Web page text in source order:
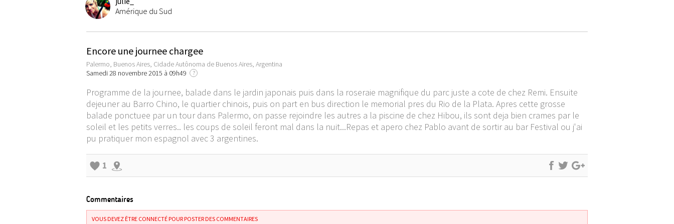
Amérique du Sud
Encore une journee chargee
Palermo, Buenos Aires, Cidade Autônoma de Buenos Aires, Argentina
Samedi 28 novembre 2015 à 09h49
?
Programme de la journee, balade dans le jardin japonais puis dans la roseraie magnifique du parc juste a cote de chez Remi. Ensuite
dejeuner au Barro Chino, le quartier chinois, puis on part en bus direction le memorial pres du Rio de la Plata. Apres cette grosse
balade ponctuee par un tour dans Palermo, on passe rejoindre les autres a la piscine de chez Hibou, ils sont deja bien crames par le
soleil et les petits verres.. les coups de soleil feront mal dans la nuit...Repas et apero chez Pablo avant de sortir au bar Festival ou j'ai
pu pratiquer mon espagnol avec 3 argentines.
1
Commentaires
VOUS DEVEZ ÊTRE CONNECTÉ POUR POSTER DES COMMENTAIRES